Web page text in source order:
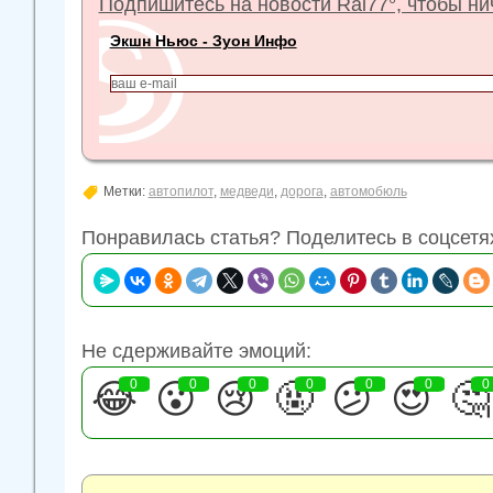
Подпишитесь на новости Rai77°, чтобы
Экшн Ньюс - Зуон Инфо
Метки: автопилот, медведи, дорога, автомобюль
Понравилась статья? Поделитесь в
Не сдерживайте эмоций:
😂
0 😮
0 😢
0 🤬
0 😕
0 😍
0 🤔
0